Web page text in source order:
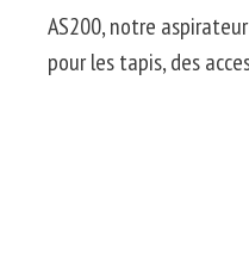
AS200, notre
pour les tapis, des